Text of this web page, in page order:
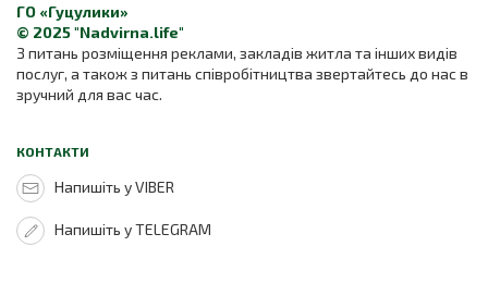
ГО «Гуцулики»
© 2025 "Nadvirna.life"
З питань розміщення реклами, закладів житла та інших видів
послуг, а також з питань співробітництва звертайтесь до нас в
зручний для вас час.
КОНТАКТИ
Напишіть у VIBER
Напишіть у TELEGRAM